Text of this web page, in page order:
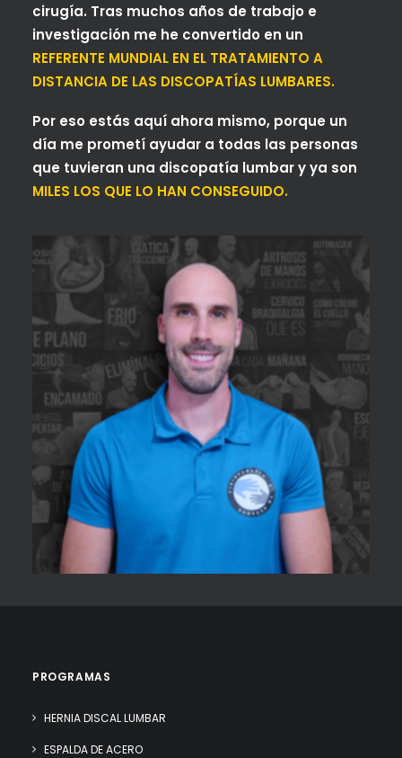
cirugía. Tras muchos años de trabajo e
investigación me he convertido en un
REFERENTE MUNDIAL EN EL TRATAMIENTO A
DISTANCIA DE LAS DISCOPATÍAS LUMBARES.
Por eso estás aquí ahora mismo, porque un
día me prometí ayudar a todas las personas
que tuvieran una discopatía lumbar y ya son
MILES LOS QUE LO HAN CONSEGUIDO.
PROGRAMAS
HERNIA DISCAL LUMBAR
ESPALDA DE ACERO